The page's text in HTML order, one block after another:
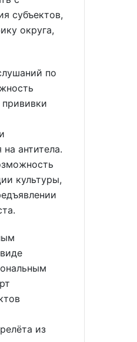
субъектов,
округа,
по
антитела.
культуры,
из